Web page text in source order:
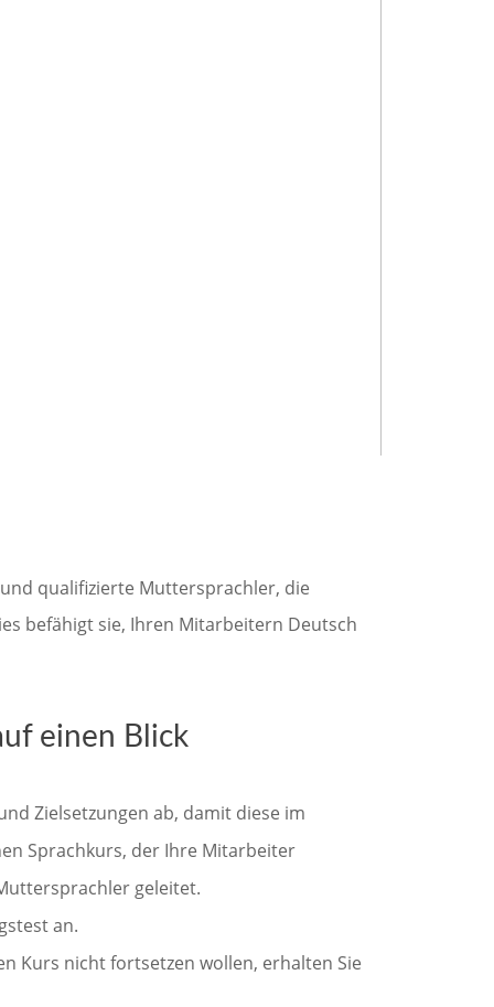
qualifizierte Muttersprachler, die
befähigt sie, Ihren Mitarbeitern Deutsch
einen Blick
Zielsetzungen ab, damit diese im
Sprachkurs, der Ihre Mitarbeiter
geleitet.
an.
Kurs nicht fortsetzen wollen, erhalten Sie